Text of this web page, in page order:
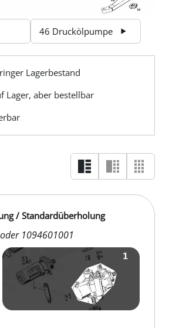
46 Druckölpumpe
Lagerbestand
Lager, aber bestellbar
/ Standardüberholung
1094601001